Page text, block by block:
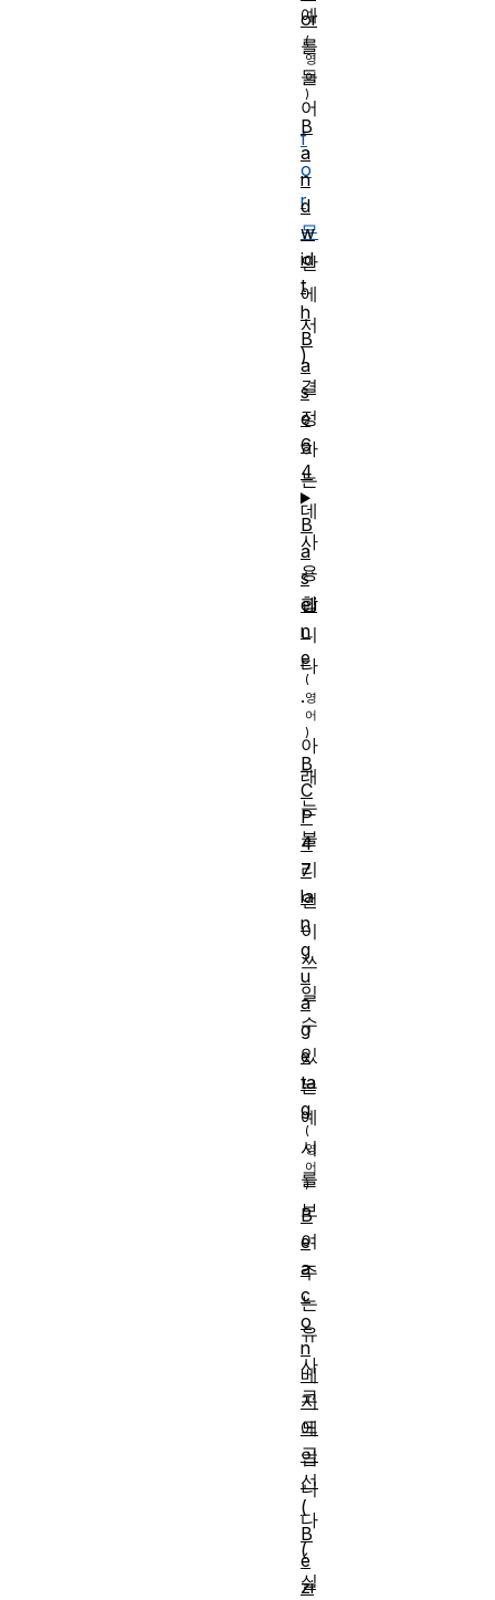
예
를
들
어
f
o
r
문
안
에
서
)
결
정
하
는
데
사
용
합
니
다
.
아
래
는
불
리
언
이
쓰
일
수
있
는
예
시
를
보
여
주
는
유
사
코
드
입
니
다
(
실
or
B
a
n
d
w
id
t
h
B
a
s
e
6
4
B
a
s
eli
n
e
B
C
P
4
7
la
n
g
u
a
g
e
ta
g
B
e
a
c
o
n
베
지
에
곡
선
(
B
é
zi